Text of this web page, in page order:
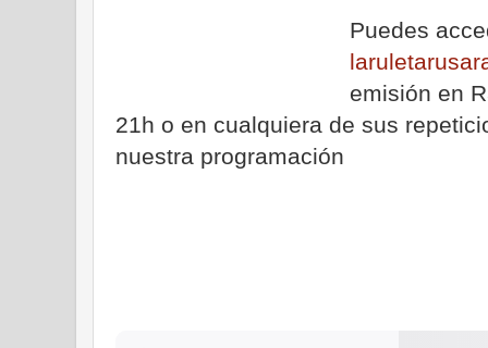
Puedes
emisión en
21h o en cualquiera de sus
nuestra programación